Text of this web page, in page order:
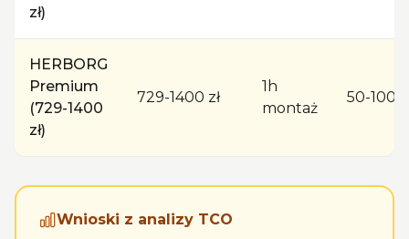
zł)
HERBORG
Premium
(729-1400
zł)
729-1400 zł
1h
montaż
50-100
Wnioski z analizy TCO